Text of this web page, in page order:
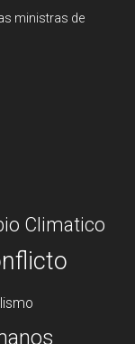
ministras de
Climatico